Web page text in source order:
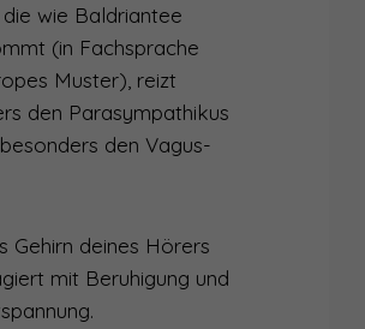
die wie Baldriantee
(in Fachsprache
Muster), reizt
den Parasympathikus
den Vagus-
Gehirn deines Hörers
mit Beruhigung und